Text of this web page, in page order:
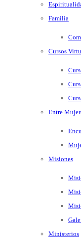
Familia
Cursos
Entre
Misiones
Ministerios